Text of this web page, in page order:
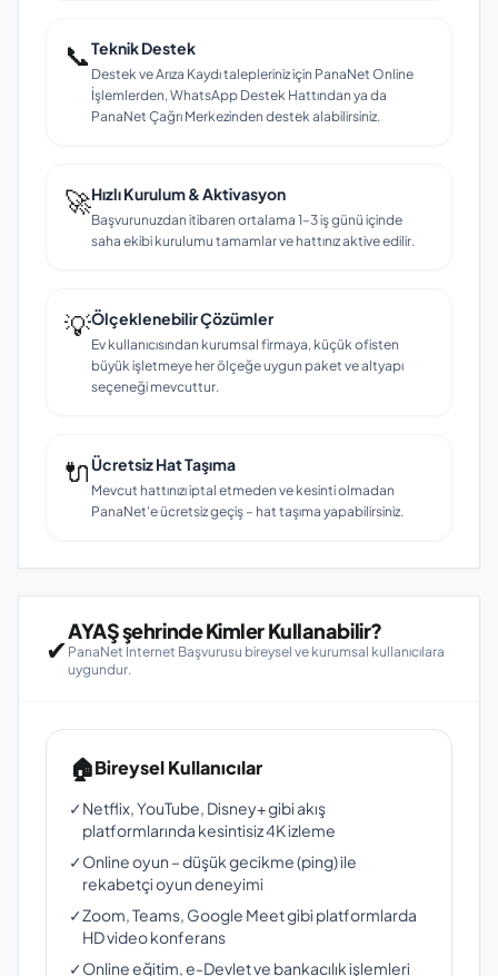
📞Teknik Destek
Destek ve Arıza Kaydı talepleriniz için PanaNet Online
İşlemlerden, WhatsApp Destek Hattından ya da
PanaNet Çağrı Merkezinden destek alabilirsiniz.
🚀Hızlı Kurulum & Aktivasyon
Başvurunuzdan itibaren ortalama 1–3 iş günü içinde
saha ekibi kurulumu tamamlar ve hattınız aktive edilir.
💡Ölçeklenebilir Çözümler
Ev kullanıcısından kurumsal firmaya, küçük ofisten
büyük işletmeye her ölçeğe uygun paket ve altyapı
seçeneği mevcuttur.
🔌Ücretsiz Hat Taşıma
Mevcut hattınızı iptal etmeden ve kesinti olmadan
PanaNet'e ücretsiz geçiş – hat taşıma yapabilirsiniz.
✔
AYAŞ şehrinde Kimler Kullanabilir?
PanaNet İnternet Başvurusu bireysel ve kurumsal kullanıcılara
uygundur.
🏠Bireysel Kullanıcılar
✓Netflix, YouTube, Disney+ gibi akış
platformlarında kesintisiz 4K izleme
✓Online oyun – düşük gecikme (ping) ile
rekabetçi oyun deneyimi
✓Zoom, Teams, Google Meet gibi platformlarda
HD video konferans
✓Online eğitim, e-Devlet ve bankacılık işlemleri